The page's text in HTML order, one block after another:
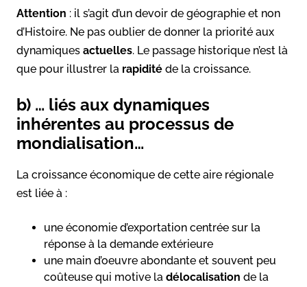
Attention : il s’agit d’un devoir de géographie et non
d’Histoire. Ne pas oublier de donner la priorité aux
dynamiques actuelles. Le passage historique n’est là
que pour illustrer la rapidité de la croissance.
b) … liés aux dynamiques
inhérentes au processus de
mondialisation…
La croissance économique de cette aire régionale
est liée à :
une économie d’exportation centrée sur la
réponse à la demande extérieure
une main d’oeuvre abondante et souvent peu
coûteuse qui motive la délocalisation de la